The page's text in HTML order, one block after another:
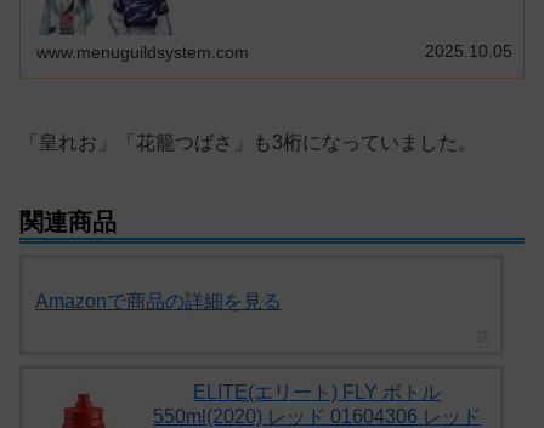
www.menuguildsystem.com 2025.10.05
「皇れお」「花籠つばさ」も3桁になっていました。
関連商品
Amazonで商品の詳細を見る
ELITE(エリート) FLY ボトル
550ml(2020) レッド 01604306 レッド